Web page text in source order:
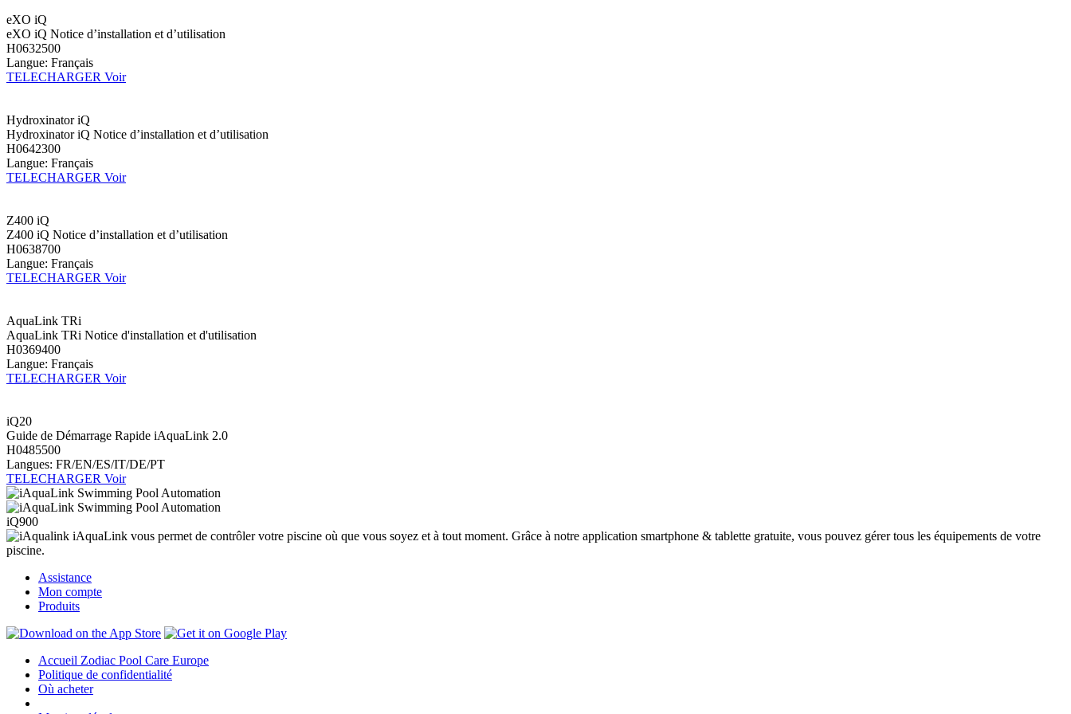
eXO iQ
eXO iQ Notice d’installation et d’utilisation
H0632500
Langue: Français
TELECHARGER Voir
Hydroxinator iQ
Hydroxinator iQ Notice d’installation et d’utilisation
H0642300
Langue: Français
TELECHARGER Voir
Z400 iQ
Z400 iQ Notice d’installation et d’utilisation
H0638700
Langue: Français
TELECHARGER Voir
AquaLink TRi
AquaLink TRi Notice d'installation et d'utilisation
H0369400
Langue: Français
TELECHARGER Voir
iQ20
Guide de Démarrage Rapide iAquaLink 2.0
H0485500
Langues: FR/EN/ES/IT/DE/PT
TELECHARGER Voir
iQ900
iAquaLink vous permet de contrôler votre piscine où que vous soyez et à tout moment. Grâce à notre application smartphone & tablette gratuite, vous pouvez gérer tous les équipements de votre
piscine.
Assistance
Mon compte
Produits
Accueil Zodiac Pool Care Europe
Politique de confidentialité
Où acheter